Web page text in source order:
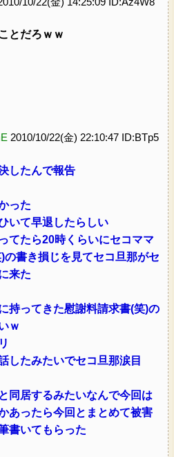
とだろｗｗ
2010/10/22(金) 22:10:47 ID:BTp5
したんで報告
った
いて早退したらしい
てたら20時くらいにセコママ
書き損じを見てセコ旦那がセ
来た
持ってきた慰謝料請求書(笑)の
ｗ
したみたいでセコ旦那涙目
同居するみたいなんで今回は
あったら今回とまとめて被害
書いてもらった